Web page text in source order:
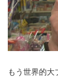
もう世界的大